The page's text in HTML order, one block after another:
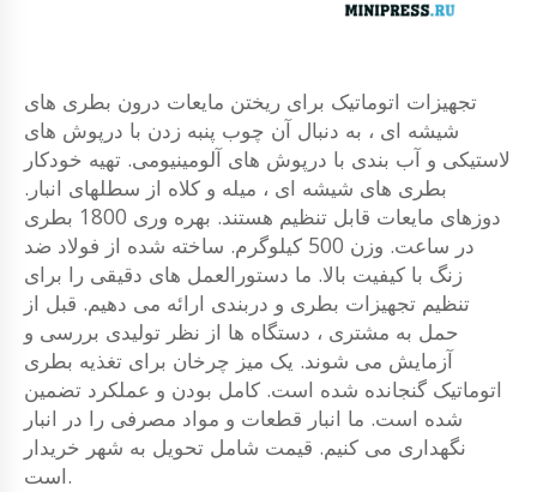
تجهیزات اتوماتیک برای ریختن مایعات درون بطری های
شیشه ای ، به دنبال آن چوب پنبه زدن با درپوش های
لاستیکی و آب بندی با درپوش های آلومینیومی. تهیه خودکار
بطری های شیشه ای ، میله و کلاه از سطلهای انبار.
دوزهای مایعات قابل تنظیم هستند. بهره وری 1800 بطری
در ساعت. وزن 500 کیلوگرم. ساخته شده از فولاد ضد
زنگ با کیفیت بالا. ما دستورالعمل های دقیقی را برای
تنظیم تجهیزات بطری و دربندی ارائه می دهیم. قبل از
حمل به مشتری ، دستگاه ها از نظر تولیدی بررسی و
آزمایش می شوند. یک میز چرخان برای تغذیه بطری
اتوماتیک گنجانده شده است. کامل بودن و عملکرد تضمین
شده است. ما انبار قطعات و مواد مصرفی را در انبار
نگهداری می کنیم. قیمت شامل تحویل به شهر خریدار
است.